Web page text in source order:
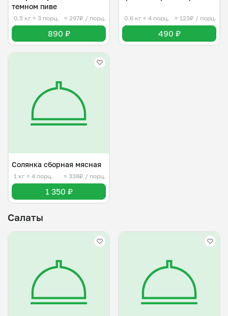
темном пиве
0.5 кг ≈ 3 порц. ≈ 297₽ / порц.
890 ₽
0.6 кг ≈ 4 порц. ≈ 123₽ / порц.
490 ₽
Солянка сборная мясная
1 кг ≈ 4 порц. ≈ 338₽ / порц.
1 350 ₽
Салаты